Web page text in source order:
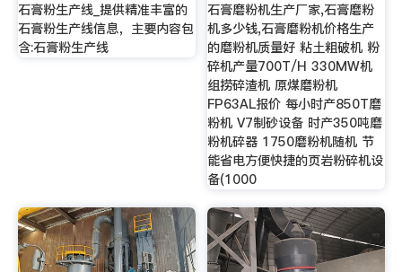
石膏粉生产线_提供精准丰富的
石膏粉生产线信息，主要内容包
含:石膏粉生产线
石膏磨粉机生产厂家,石膏磨粉
机多少钱,石膏磨粉机价格生产
的磨粉机质量好 粘土粗破机 粉
碎机产量700T/H 330MW机
组捞碎渣机 原煤磨粉机
FP63AL报价 每小时产850T磨
粉机 V7制砂设备 时产350吨磨
粉机碎器 1750磨粉机随机 节
能省电方便快捷的页岩粉碎机设
备(1000